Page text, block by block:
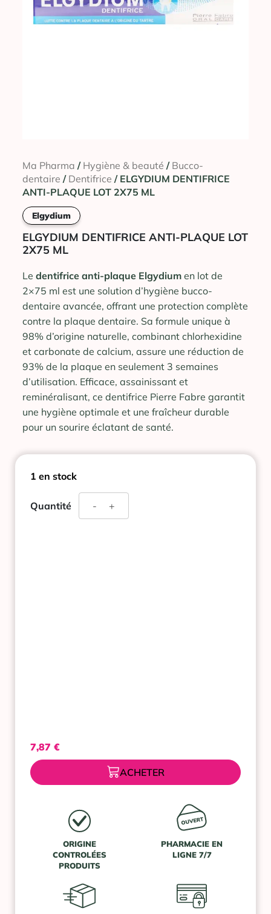
Ma Pharma / Hygiène & beauté / Bucco-
dentaire / Dentifrice / ELGYDIUM DENTIFRICE
ANTI-PLAQUE LOT 2X75 ML
Elgydium
ELGYDIUM DENTIFRICE ANTI-PLAQUE LOT
2X75 ML
Le dentifrice anti-plaque Elgydium en lot de
2×75 ml est une solution d’hygiène bucco-
dentaire avancée, offrant une protection complète
contre la plaque dentaire. Sa formule unique à
98% d’origine naturelle, combinant chlorhexidine
et carbonate de calcium, assure une réduction de
93% de la plaque en seulement 3 semaines
d’utilisation. Efficace, assainissant et
reminéralisant, ce dentifrice Pierre Fabre garantit
une hygiène optimale et une fraîcheur durable
pour un sourire éclatant de santé.
1 en stock
Quantité +
de
-
7,87 €
ACHETER
ORIGINE
CONTROLÉES
PRODUITS
PHARMACIE EN
LIGNE 7/7